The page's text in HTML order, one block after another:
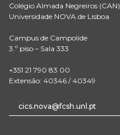
Colégio Almada Negreiros (CAN)
Universidade NOVA de Lisboa
Campus de Campolide
3.º piso – Sala 333
+351 21 790 83 00
Extensão: 40346 / 40349
cics.nova@fcsh.unl.pt